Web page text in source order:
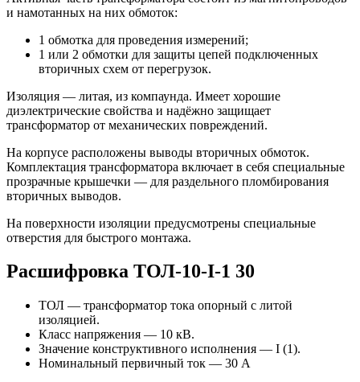
и намотанных на них обмоток:
1 обмотка для проведения измерений;
1 или 2 обмотки для защиты цепей подключенных
вторичных схем от перегрузок.
Изоляция — литая, из компаунда. Имеет хорошие
диэлектрические свойства и надёжно защищает
трансформатор от механических повреждений.
На корпусе расположены выводы вторичных обмоток.
Комплектация трансформатора включает в себя специальные
прозрачные крышечки — для раздельного пломбирования
вторичных выводов.
На поверхности изоляции предусмотрены специальные
отверстия для быстрого монтажа.
Расшифровка ТОЛ-10-I-1 30
ТОЛ — трансформатор тока опорный с литой
изоляцией.
Класс напряжения — 10 кВ.
Значение конструктивного исполнения — I (1).
Номинальный первичный ток — 30 А